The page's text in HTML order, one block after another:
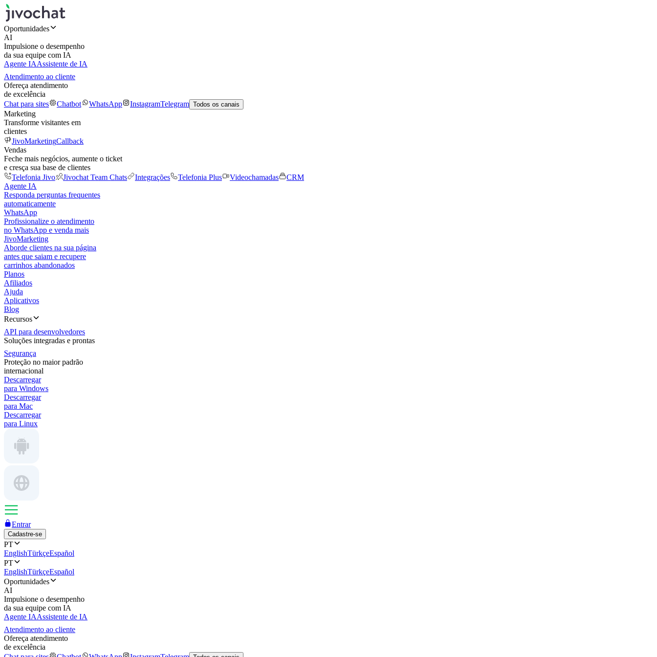
Oportunidades
AI
Impulsione o desempenho
da sua equipe com IA
Agente IAAssistente de IA
Atendimento ao cliente
Ofereça atendimento
de excelência
Chat para sites
Chatbot WhatsApp InstagramTelegram Todos os canais
Marketing
Transforme visitantes em
clientes
JivoMarketingCallback
Vendas
Feche mais negócios, aumente o ticket
e cresça sua base de clientes
Telefonia Jivo
Jivochat Team Chats Integrações Telefonia Plus Videochamadas
CRM
Agente IA
Responda perguntas frequentes
automaticamente
WhatsApp
Profissionalize o atendimento
no WhatsApp e venda mais
JivoMarketing
Aborde clientes na sua página
antes que saiam e recupere
carrinhos abandonados
Planos
Afiliados
Ajuda
Aplicativos
Blog
Recursos
API para desenvolvedores
Soluções integradas e prontas
Segurança
Proteção no maior padrão
internacional
Descarregar
para Windows
Descarregar
para Mac
Descarregar
para Linux
Entrar
Cadastre-se
PT
EnglishTürkçeEspañol
PT
EnglishTürkçeEspañol
Oportunidades
AI
Impulsione o desempenho
da sua equipe com IA
Agente IAAssistente de IA
Atendimento ao cliente
Ofereça atendimento
de excelência